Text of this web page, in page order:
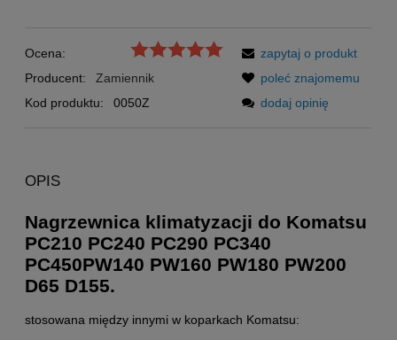
Ocena:
Producent:
Zamiennik
Kod produktu:
0050Z
zapytaj o produkt
poleć znajomemu
dodaj opinię
OPIS
Nagrzewnica klimatyzacji do Komatsu
PC210 PC240 PC290 PC340
PC450PW140 PW160 PW180 PW200
D65 D155.
stosowana między innymi w koparkach Komatsu: